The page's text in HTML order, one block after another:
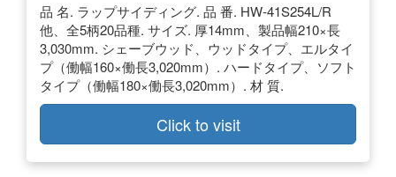
品 名. ラップサイディング. 品 番. HW-41S254L/R
他、全5柄20品種. サイズ. 厚14mm、製品幅210×長
3,030mm. シェーブウッド、ウッドタイプ、エルタイ
プ（働幅160×働長3,020mm）. ハードタイプ、ソフト
タイプ（働幅180×働長3,020mm）. 材 質.
Click to visit